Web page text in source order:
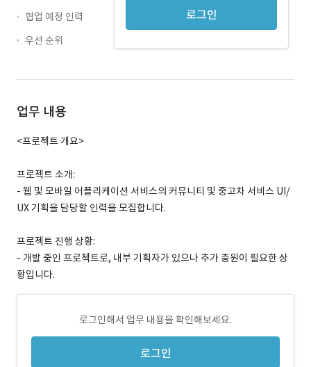
로그인
협업 예정 인력
우선 순위
업무 내용
<프로젝트 개요>
프로젝트 소개:
- 웹 및 모바일 어플리케이션 서비스의 커뮤니티 및 중고차 서비스 UI/
UX 기획을 담당할 인력을 모집합니다.
프로젝트 진행 상황:
- 개발 중인 프로젝트로, 내부 기획자가 있으나 추가 충원이 필요한 상
황입니다.
로그인해서 업무 내용을 확인해보세요.
로그인